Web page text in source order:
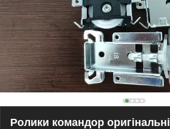
Ролики командор оригінальні